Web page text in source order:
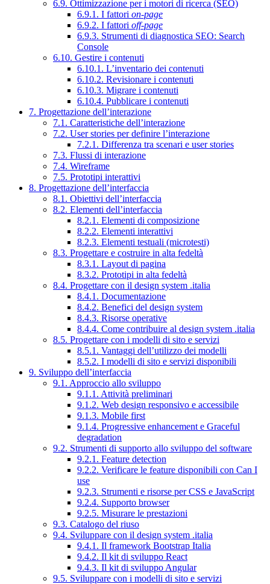
6.9. Ottimizzazione per i motori di ricerca (SEO)
6.9.1. I fattori on-page
6.9.2. I fattori off-page
6.9.3. Strumenti di diagnostica SEO: Search
Console
6.10. Gestire i contenuti
6.10.1. L’inventario dei contenuti
6.10.2. Revisionare i contenuti
6.10.3. Migrare i contenuti
6.10.4. Pubblicare i contenuti
7. Progettazione dell’interazione
7.1. Caratteristiche dell’interazione
7.2. User stories per definire l’interazione
7.2.1. Differenza tra scenari e user stories
7.3. Flussi di interazione
7.4. Wireframe
7.5. Prototipi interattivi
8. Progettazione dell’interfaccia
8.1. Obiettivi dell’interfaccia
8.2. Elementi dell’interfaccia
8.2.1. Elementi di composizione
8.2.2. Elementi interattivi
8.2.3. Elementi testuali (microtesti)
8.3. Progettare e costruire in alta fedeltà
8.3.1. Layout di pagina
8.3.2. Prototipi in alta fedeltà
8.4. Progettare con il design system .italia
8.4.1. Documentazione
8.4.2. Benefici del design system
8.4.3. Risorse operative
8.4.4. Come contribuire al design system .italia
8.5. Progettare con i modelli di sito e servizi
8.5.1. Vantaggi dell’utilizzo dei modelli
8.5.2. I modelli di sito e servizi disponibili
9. Sviluppo dell’interfaccia
9.1. Approccio allo sviluppo
9.1.1. Attività preliminari
9.1.2. Web design responsivo e accessibile
9.1.3. Mobile first
9.1.4. Progressive enhancement e Graceful
degradation
9.2. Strumenti di supporto allo sviluppo del software
9.2.1. Feature detection
9.2.2. Verificare le feature disponibili con Can I
use
9.2.3. Strumenti e risorse per CSS e JavaScript
9.2.4. Supporto browser
9.2.5. Misurare le prestazioni
9.3. Catalogo del riuso
9.4. Sviluppare con il design system .italia
9.4.1. Il framework Bootstrap Italia
9.4.2. Il kit di sviluppo React
9.4.3. Il kit di sviluppo Angular
9.5. Sviluppare con i modelli di sito e servizi